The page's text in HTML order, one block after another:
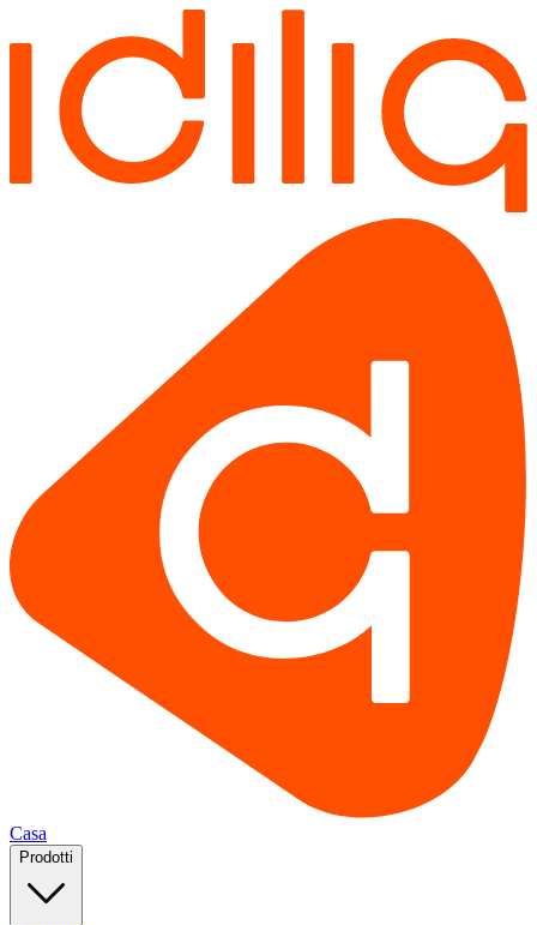
Casa
Prodotti